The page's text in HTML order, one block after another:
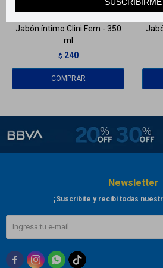
Jabón íntimo Clini Fem - 350
ml
$ 240
Newsletter
¡Suscribite y recibí todas
  